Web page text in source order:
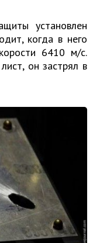
установлен
когда в него
6410 м/с.
он застрял в